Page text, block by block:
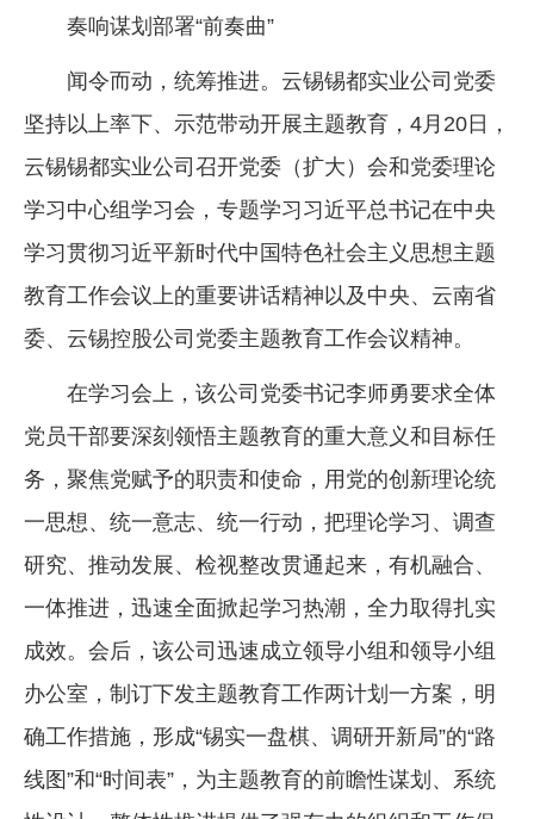
奏响谋划部署“前奏曲”
闻令而动，统筹推进。云锡锡都实业公司党委
坚持以上率下、示范带动开展主题教育，4月20日，
云锡锡都实业公司召开党委（扩大）会和党委理论
学习中心组学习会，专题学习习近平总书记在中央
学习贯彻习近平新时代中国特色社会主义思想主题
教育工作会议上的重要讲话精神以及中央、云南省
委、云锡控股公司党委主题教育工作会议精神。
在学习会上，该公司党委书记李师勇要求全体
党员干部要深刻领悟主题教育的重大意义和目标任
务，聚焦党赋予的职责和使命，用党的创新理论统
一思想、统一意志、统一行动，把理论学习、调查
研究、推动发展、检视整改贯通起来，有机融合、
一体推进，迅速全面掀起学习热潮，全力取得扎实
成效。会后，该公司迅速成立领导小组和领导小组
办公室，制订下发主题教育工作两计划一方案，明
确工作措施，形成“锡实一盘棋、调研开新局”的“路
线图”和“时间表”，为主题教育的前瞻性谋划、系统